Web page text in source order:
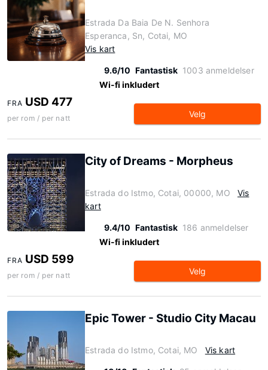
Estrada Da Baia De N. Senhora
Esperanca, Sn, Cotai, MO
Vis kart
9.6/10 Fantastisk 1003 anmeldelser
Wi-fi inkludert
FRA USD 477
per rom / per natt Velg
City of Dreams - Morpheus
Estrada do Istmo, Cotai, 00000, MO
Vis
kart
9.4/10 Fantastisk 186 anmeldelser
Wi-fi inkludert
FRA USD 599
per rom / per natt Velg
Epic Tower - Studio City Macau
Estrada do Istmo, Cotai, MO Vis kart